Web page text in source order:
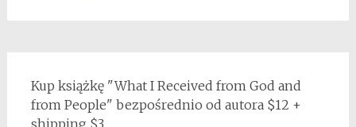
Kup książkę "What I Received from God and
from People" bezpośrednio od autora $12 +